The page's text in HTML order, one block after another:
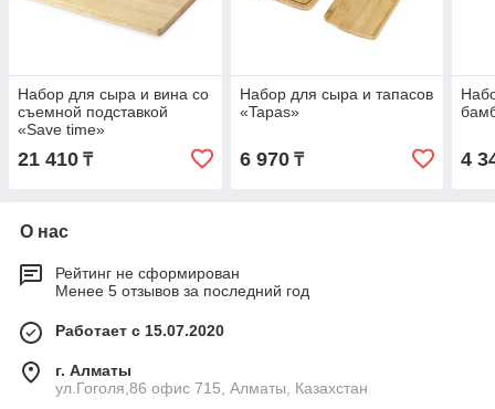
Набор для сыра и вина со
съемной подставкой
«Save time»
21 410 ₸
Набор для сыра и тапасов
«Tapas»
6 970₸ 4
О нас
Рейтинг не сформирован
Менее 5 отзывов за последний год
Работает с 15.07.2020
г. Алматы
ул.Гоголя,86 офис 715, Алматы, Казахстан